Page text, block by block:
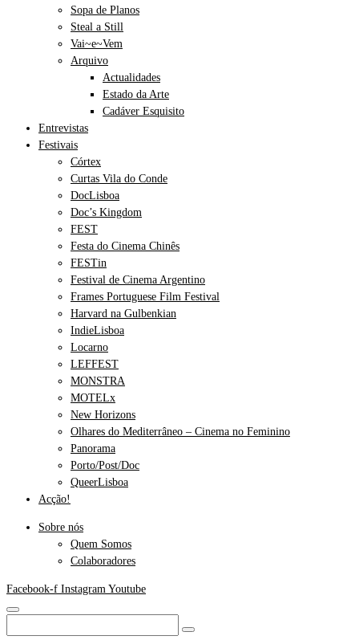
Sopa de Planos
Steal a Still
Vai~e~Vem
Arquivo
Actualidades
Estado da Arte
Cadáver Esquisito
Entrevistas
Festivais
Córtex
Curtas Vila do Conde
DocLisboa
Doc’s Kingdom
FEST
Festa do Cinema Chinês
FESTin
Festival de Cinema Argentino
Frames Portuguese Film Festival
Harvard na Gulbenkian
IndieLisboa
Locarno
LEFFEST
MONSTRA
MOTELx
New Horizons
Olhares do Mediterrâneo – Cinema no Feminino
Panorama
Porto/Post/Doc
QueerLisboa
Acção!
Sobre nós
Quem Somos
Colaboradores
Facebook-f Instagram Youtube